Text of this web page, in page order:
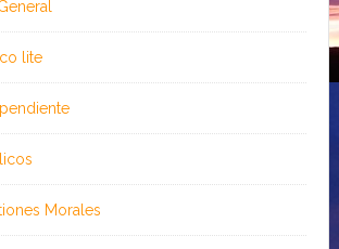
lite
Morales